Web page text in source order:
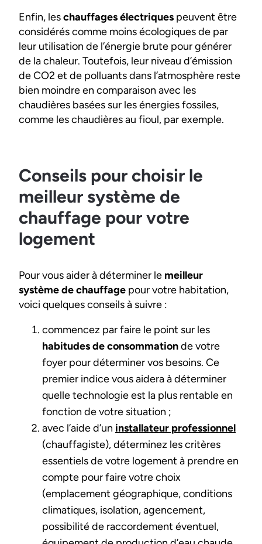
Enfin, leschauffages électriques peuvent être
considérés comme moins écologiques de par
leur utilisation de l’énergie brute pour générer
de la chaleur. Toutefois, leur niveau d’émission
de CO2 et de polluants dans l’atmosphère reste
bien moindre en comparaison avec les
chaudières basées sur les énergies fossiles,
comme les chaudières au fioul, par exemple.
Conseils pour choisir le
meilleur système de
chauffage pour votre
logement
Pour vous aider à déterminer le meilleur
système de chauffage pour votre habitation,
voici quelques conseils à suivre :
commencez par faire le point sur les
habitudes de consommationde votre
foyer pour déterminer vos besoins. Ce
premier indice vous aidera à déterminer
quelle technologie est la plus rentable en
fonction de votre situation ;
avec l’aide d’un installateur professionnel
(chauffagiste), déterminez les critères
essentiels de votre logement à prendre en
compte pour faire votre choix
(emplacement géographique, conditions
climatiques, isolation, agencement,
possibilité de raccordement éventuel,